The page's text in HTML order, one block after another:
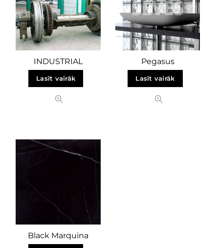
INDUSTRIAL
Lasīt vairāk
Pegasus
Lasīt vairāk
Black Marquina